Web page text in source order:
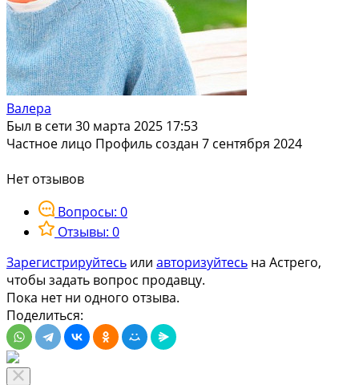
Валера
Был в сети 30 марта 2025 17:53
Частное лицо Профиль создан 7 сентября 2024
Нет отзывов
Вопросы: 0
Отзывы: 0
Зарегистрируйтесь или авторизуйтесь на Астрего,
чтобы задать вопрос продавцу.
Пока нет ни одного отзыва.
Поделиться: